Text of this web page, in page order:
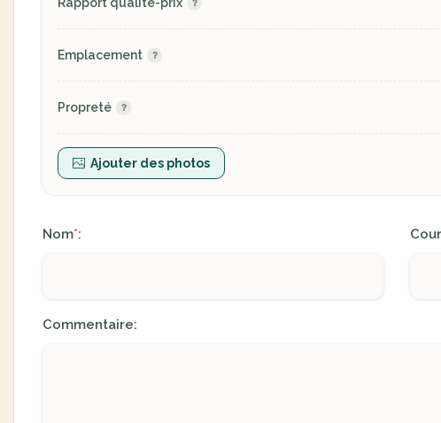
Emplacement
Propreté
Ajouter des photos
Nom*:
Commentaire: